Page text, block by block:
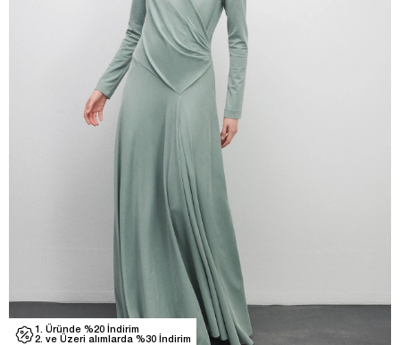
1. Üründe %20 İndirim
2. ve Üzeri alımlarda %30 İndirim